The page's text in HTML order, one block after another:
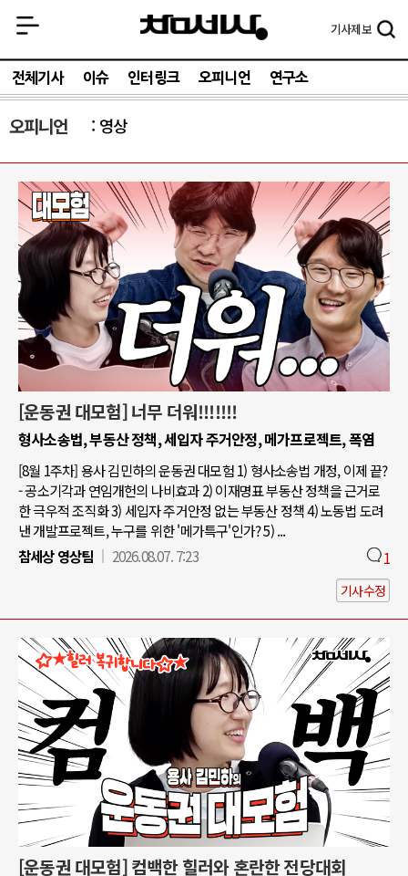
기사제보
전체기사 이슈 인터링크 오피니언 연구소
오피니언 영상
[운동권 대모험] 너무 더워!!!!!!!
형사소송법, 부동산 정책, 세입자 주거안정, 메가프로젝트, 폭염
[8월 1주차] 용사 김민하의 운동권 대모험 1) 형사소송법 개정, 이제 끝?
- 공소기각과 연임개헌의 나비효과 2) 이재명표 부동산 정책을 근거로
한 극우적 조직화 3) 세입자 주거안정 없는 부동산 정책 4) 노동법 도려
낸 개발프로젝트, 누구를 위한 '메가특구'인가? 5) ...
참세상 영상팀
2026.08.07. 7:23 1
기사수정
[운동권 대모험] 컴백한 힐러와 혼란한 전당대회